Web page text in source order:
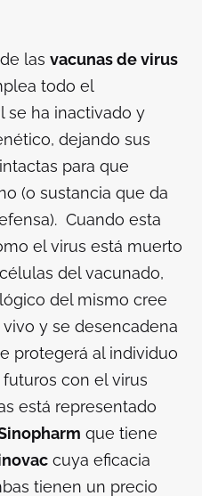
las vacunas de virus
todo el
se ha inactivado y
dejando sus
para que
(o sustancia que da
Cuando esta
el virus está muerto
del vacunado,
del mismo cree
y se desencadena
protegerá al individuo
con el virus
está representado
que tiene
cuya eficacia
tienen un precio